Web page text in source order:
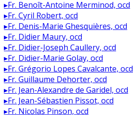
▸Fr. Benoît-Antoine Merminod, ocd
▸Fr. Cyril Robert, ocd
▸Fr. Denis-Marie Ghesquières, ocd
▸Fr. Didier Maury, ocd
▸Fr. Didier-Joseph Caullery, ocd
▸Fr. Didier-Marie Golay, ocd
▸Fr. Grégorio Lopes Cavalcante, ocd
▸Fr. Guillaume Dehorter, ocd
▸Fr. Jean-Alexandre de Garidel, ocd
▸Fr. Jean-Sébastien Pissot, ocd
▸Fr. Nicolas Pinson, ocd